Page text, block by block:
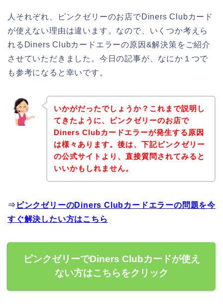
人それぞれ、ピンクゼリーのお店でDiners Clubカード
が使えない理由は違います。なので、いくつか考えら
れるDiners Clubカードエラーの原因&解決策をご紹介
させていただきました。今日の記事が、なにか１つで
も参考になると幸いです。
いかがだったでしょうか？これまで説明し
てきたように、ピンクゼリーのお店で
Diners Clubカードエラーが発生する原因
は様々あります。後は、下記ピンクゼリー
の公式サイトより、直接質問されてみると
いいかもしれません。
⇒ ピンクゼリーのDiners Clubカードエラーの問題を今
すぐ解決したい方はこちら
ピンクゼリーでDiners Clubカードが使え
ない方はこちらをクリック